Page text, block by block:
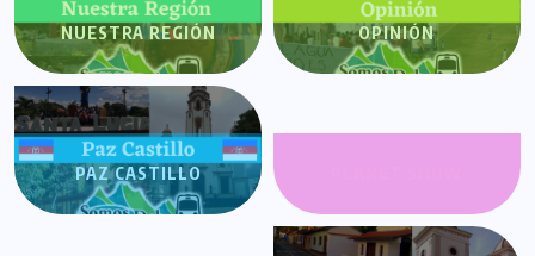
NUESTRA REGIÓN OPINIÓN
PAZ CASTILLO